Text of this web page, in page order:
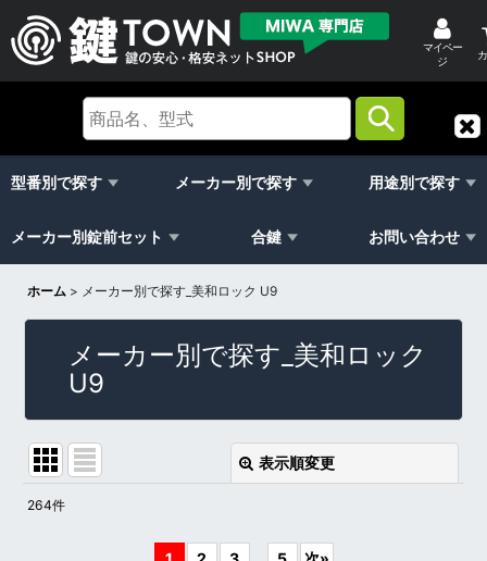
マイペー
ジ
型番別で探す メーカー別で探す 用途別で探す
メーカー別錠前セット 合鍵 お問い合わせ
ホーム > メーカー別で探す_美和ロック U9
メーカー別で探す_美和ロック
U9
表示順変更
264件